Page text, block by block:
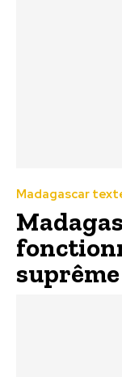
Madagascar
suprême